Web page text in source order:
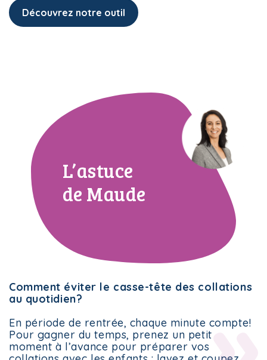
Le
Le
Le
Découvrez notre outil
L’astuce
de Maude
Comment éviter le casse-tête des collations
au quotidien?
En période de rentrée, chaque minute compte!
Pour gagner du temps, prenez un petit
moment à l’avance pour préparer vos